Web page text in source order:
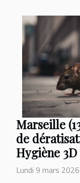
Marseille
de
Hygiène 3D
Lundi 9 mars